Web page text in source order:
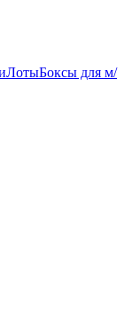
ЛотыБоксы для м/